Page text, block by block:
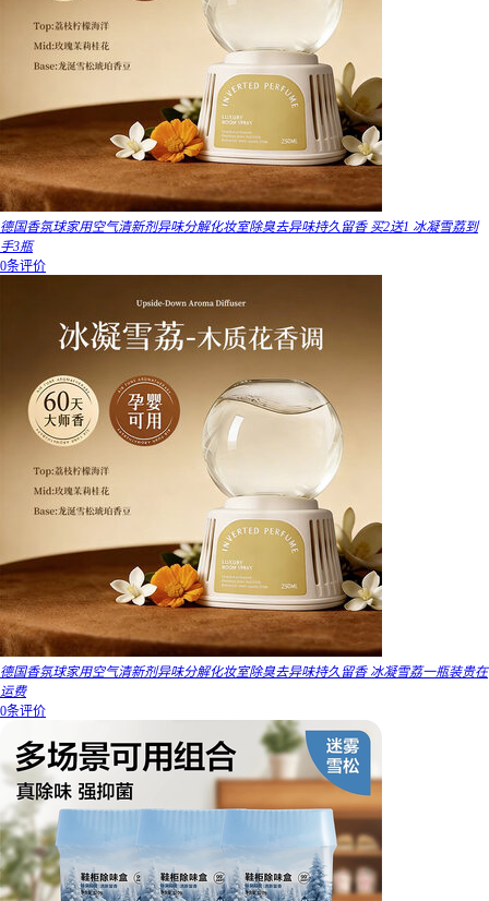
德国香氛球家用空气清新剂异味分解化妆室除臭去异味持久留香 买2送1 冰凝雪荔到
手3瓶
0条评价
德国香氛球家用空气清新剂异味分解化妆室除臭去异味持久留香 冰凝雪荔一瓶装贵在
运费
0条评价